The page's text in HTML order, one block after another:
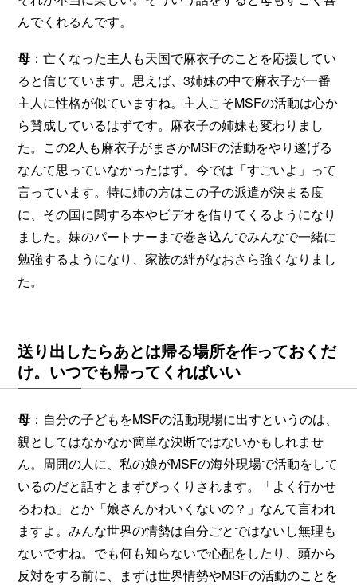
んでくれるんです。
母 ：亡くなった主人も天国で麻衣子のことを応援してい
ると信じています。思えば、3姉妹の中で麻衣子が一番
主人に性格が似ていますね。主人こそMSFの活動は心か
ら賛成しているはずです。麻衣子の姉妹も変わりまし
た。この2人も麻衣子がまさかMSFの活動をやり遂げる
なんて思っていなかったはず。今では「すごいよ」って
言っています。特に姉の方はこの子の派遣が決まる度
に、その国に関する本やビデオを借りてくるようになり
ました。妹のパートナーまで巻き込んでみんなで一緒に
勉強するようになり、家族の絆がなおさら強くなりまし
た。
送り出したらあとは帰る場所を作っておくだ
け。いつでも帰ってくればいい
母 ：自分の子どもをMSFの活動現場に出すというのは、
親としてはなかなか簡単な決断ではないかもしれませ
ん。周囲の人に、私の娘がMSFの海外現場で活動をして
いるのだと話すとまずびっくりされます。「よく行かせ
るわね」とか「娘さんかわいくないの？」なんて言われ
ますよ。みんな世界の情勢は自分ごとではないし無理も
ないですね。でも何も知らないで心配をしたり、頭から
反対をする前に、まずは世界情勢やMSFの活動のことを